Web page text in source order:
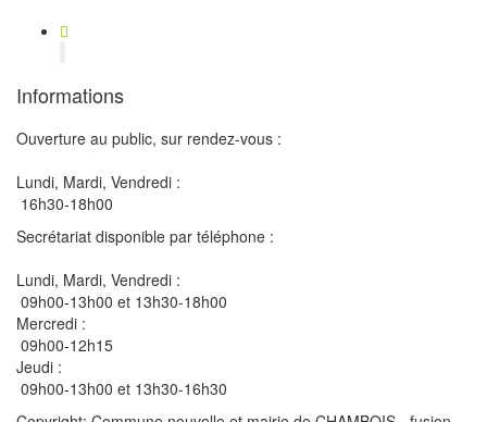
Informations
Ouverture au public, sur rendez-vous :
Lundi, Mardi, Vendredi :
16h30-18h00
Secrétariat disponible par téléphone :
Lundi, Mardi, Vendredi :
09h00-13h00 et 13h30-18h00
Mercredi :
09h00-12h15
Jeudi :
09h00-13h00 et 13h30-16h30